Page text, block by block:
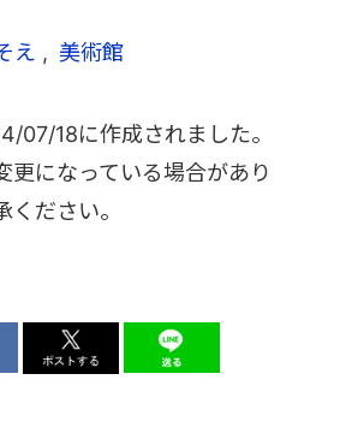
え 美術館
07/18に作成されました。
更になっている場合があり
ください。